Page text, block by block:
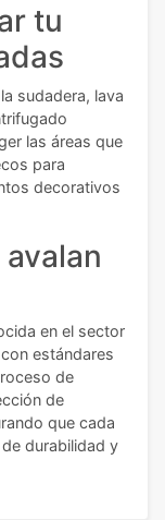
tu
sudadera, lava
las áreas que
para
decorativos
en el sector
estándares
de
de
que cada
durabilidad y